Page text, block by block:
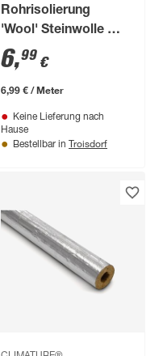
Rohrisolierung
'Wool' Steinwolle Ø
35/20 mm
Dämmstärke
selbstklebend, 1 m
6,99 €
6,99 € / Meter
Keine Lieferung nach
Hause
Bestellbar in Troisdorf